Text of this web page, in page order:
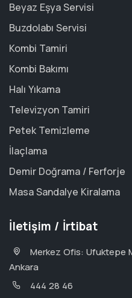
Beyaz Eşya Servisi
Buzdolabı Servisi
Kombi Tamiri
Kombi Bakımı
Halı Yıkama
Televizyon Tamiri
Petek Temizleme
İlaçlama
Demir Doğrama / Ferforje
Masa Sandalye Kiralama
İletişim / İrtibat
Merkez Ofis: Ufuktepe
Ankara
444 28 46